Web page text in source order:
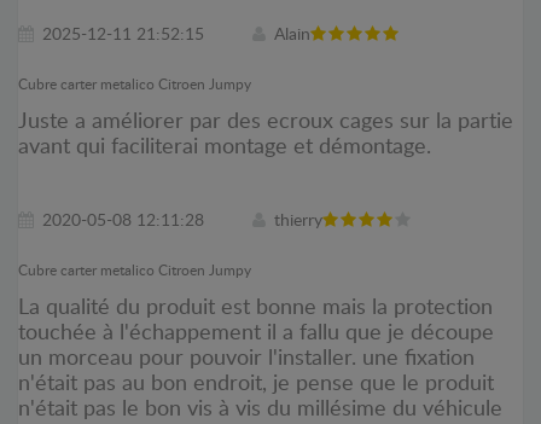
2025-12-11 21:52:15 Alain
Cubre carter metalico Citroen Jumpy
Juste a améliorer par des ecroux cages sur la partie
avant qui faciliterai montage et démontage.
2020-05-08 12:11:28 thierry
Cubre carter metalico Citroen Jumpy
La qualité du produit est bonne mais la protection
touchée à l'échappement il a fallu que je découpe
un morceau pour pouvoir l'installer. une fixation
n'était pas au bon endroit, je pense que le produit
n'était pas le bon vis à vis du millésime du véhicule